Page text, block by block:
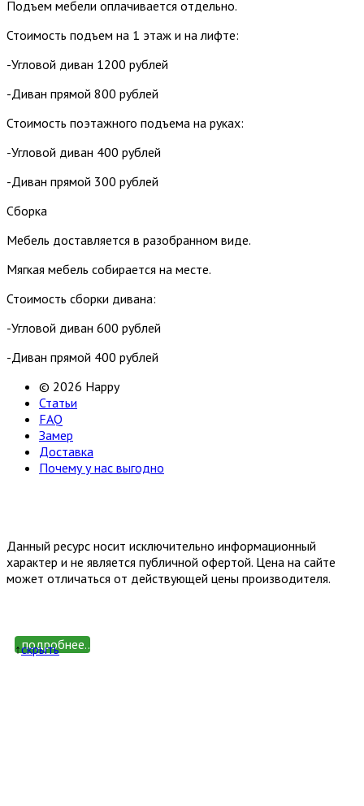
подробнее...
↑cкрыть
Подъем мебели оплачивается отдельно.
Стоимость подъем на 1 этаж и на лифте:
-Угловой диван 1200 рублей
-Диван прямой 800 рублей
Стоимость поэтажного подъема на руках:
-Угловой диван 400 рублей
-Диван прямой 300 рублей
Сборка
Мебель доставляется в разобранном виде.
Мягкая мебель собирается на месте.
Стоимость сборки дивана:
-Угловой диван 600 рублей
-Диван прямой 400 рублей
© 2026 Happy
Статьи
FAQ
Замер
Доставка
Почему у нас выгодно
Данный ресурс носит исключительно информационный
характер и не является публичной офертой. Цена на сайте
может отличаться от действующей цены производителя.